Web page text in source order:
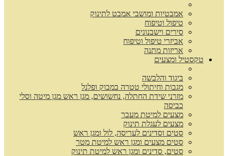
אמבטיות ומושבי אמבט לתינוק
טיפול וטיפוח
סירים וישבנונים
אביזרי טיפול וטיפוח
אריזות מתנה
טקסטיל ומצעים
ביגוד והלבשה
מגבות וחיתולי טטרה במבוק ופלנל
מזרני שידת החתלה, נחשושים, מגן ראש מגן מיטה וסלי
כביסה
מצעים למיטת מעבר
מצעים לעגלת תינוק
סטים וסדינים לעריסה, לול ומגן ראש
סטים מצעים ומגן ראש למיטת מטר
סטים, סדינים ומגן ראש למיטת תינוק